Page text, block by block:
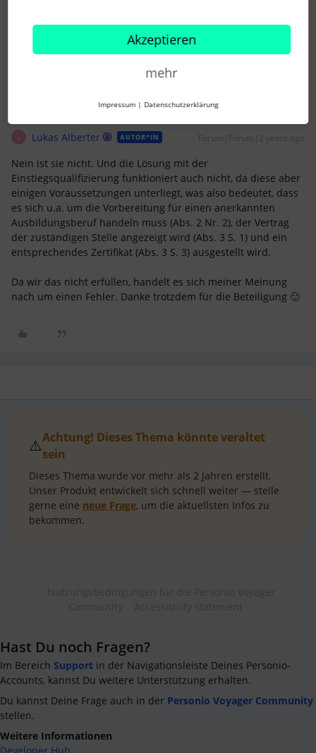
ist die Praktikantin noch minderjährig oder war noch
Lukas Alberter AUTOR*IN Forum|Forum|2 years ago
Nein ist sie nicht. Und die Lösung mit der
Einstiegsqualifizierung funktioniert auch nicht, da diese aber
einigen Voraussetzungen unterliegt, was also bedeutet, dass
es sich u.a. um die Vorbereitung für einen anerkannten
Ausbildungsberuf handeln muss (Abs. 2 Nr. 2), der Vertrag
der zuständigen Stelle angezeigt wird (Abs. 3 S. 1) und ein
entsprechendes Zertifikat (Abs. 3 S. 3) ausgestellt wird.
Da wir das nicht erfüllen, handelt es sich meiner Meinung
nach um einen Fehler. Danke trotzdem für die Beteiligung 🙂
⚠️Achtung! Dieses Thema könnte veraltet
sein
Dieses Thema wurde vor mehr als 2 Jahren erstellt.
Unser Produkt entwickelt sich schnell weiter — stelle
gerne eine neue Frage, um die aktuellsten Infos zu
bekommen.
Hast Du noch Fragen?
Im Bereich Support in der Navigationsleiste Deines Personio-
Accounts, kannst Du weitere Unterstützung erhalten.
Du kannst Deine Frage auch in der Personio Voyager Community
stellen.
Weitere Informationen
Akzeptieren
mehr
Impressum | Datenschutzerklärung